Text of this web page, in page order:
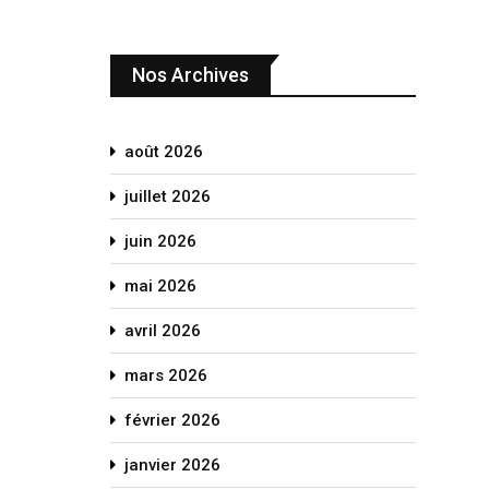
Nos Archives
août 2026
juillet 2026
juin 2026
mai 2026
avril 2026
mars 2026
février 2026
janvier 2026